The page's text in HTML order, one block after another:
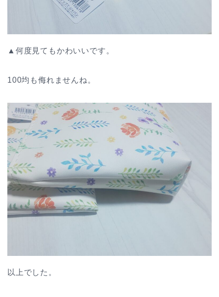
▲何度見てもかわいいです。
100均も侮れませんね。
以上でした。